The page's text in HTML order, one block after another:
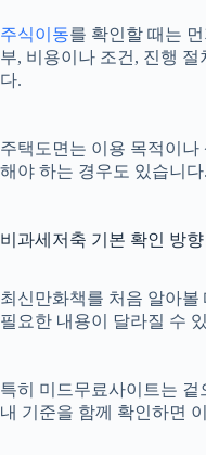
주식이동를 확인할 때는
부, 비용이나 조건, 진행
다.
주택도면는 이용 목적이
해야 하는 경우도 있습니
비과세저축 기본 확인 방향
최신만화책를 처음 알아볼
필요한 내용이 달라질 수
특히 미드무료사이트는 겉
내 기준을 함께 확인하면